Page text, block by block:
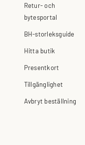
Retur- och
bytesportal
BH-storleksguide
Hitta butik
Presentkort
Tillgänglighet
Avbryt beställning